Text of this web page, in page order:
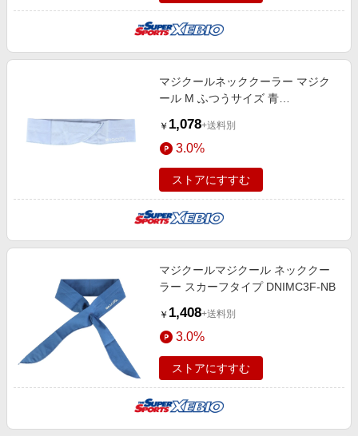
マジクールネッククーラー マジク
ール M ふつうサイズ 青
返し使える 熱中症対策
￥ 1,078+送料別
3.0%
ストアにすすむ
マジクールマジクール ネッククー
ラー スカーフタイプ DNIMC3F-NB
￥ 1,408+送料別
3.0%
ストアにすすむ